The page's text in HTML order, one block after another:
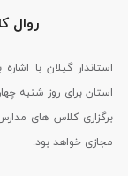
روال
استاندار گیلان با
استان برای روز شنبه
برگزاری کلاس های
مجازی خواهد بود.